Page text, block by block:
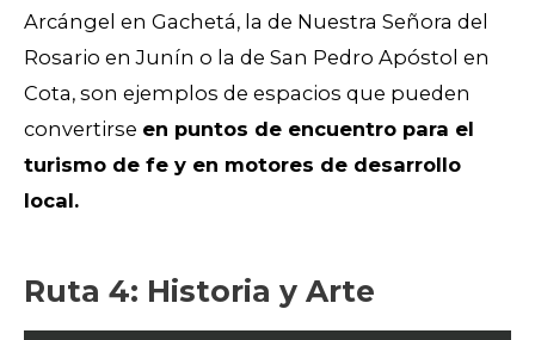
Arcángel en Gachetá, la de Nuestra Señora del
Rosario en Junín o la de San Pedro Apóstol en
Cota, son ejemplos de espacios que pueden
convertirse en puntos de encuentro para el
turismo de fe y en motores de desarrollo
local.
Ruta 4: Historia y Arte